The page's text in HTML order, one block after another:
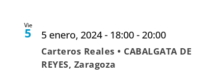
Vie
5 5 enero, 2024 - 18:00- 20:00
Carteros Reales • CABALGATA DE
REYES, Zaragoza